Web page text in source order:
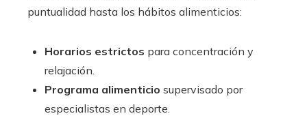
puntualidad hasta los hábitos alimenticios:
Horarios estrictos para concentración y
relajación.
Programa alimenticio supervisado por
especialistas en deporte.